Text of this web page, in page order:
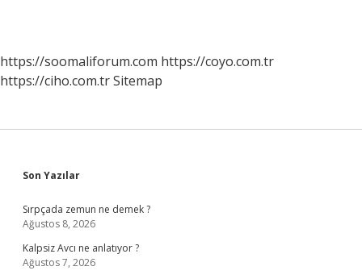
https://soomaliforum.com https://coyo.com.tr
https://ciho.com.trSitemap
Sidebar
Son Yazılar
Sırpçada zemun ne demek ?
Ağustos 8, 2026
Kalpsiz Avcı ne anlatıyor ?
Ağustos 7, 2026